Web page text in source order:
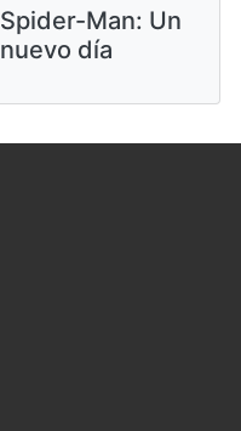
Spider-Man: Un
nuevo día